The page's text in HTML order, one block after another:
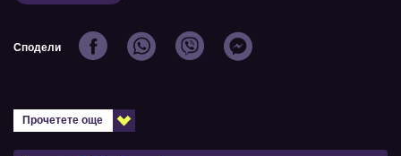
Сподели
Прочетете още